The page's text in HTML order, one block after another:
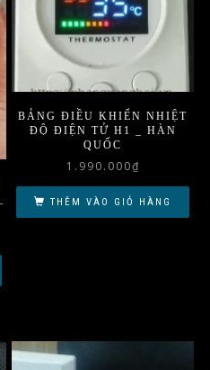
BẢNG ĐIỀU KHIỂN NHIỆT
ĐỘ ĐIỆN TỬ H1 _ HÀN
QUỐC
1.990.000₫
THÊM VÀO GIỎ HÀNG